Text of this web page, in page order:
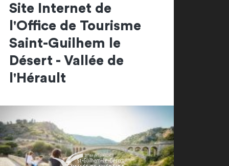
Site Internet de
l'Office de Tourisme
Saint-Guilhem le
Désert - Vallée de
l'Hérault